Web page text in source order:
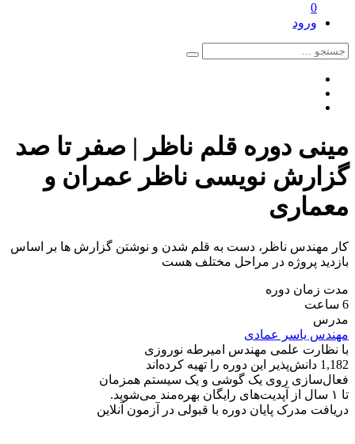
0
ورود
مینی دوره قلم ناظر | صفر تا صد
گزارش نویسی ناظر عمران و
معماری
کار مهندس ناظر، دست به قلم شدن و نوشتن گزارش ها بر اساس
بازدید پروژه در مراحل مختلف هست
مدت زمان دوره
6 ساعت
مدرس
مهندس یاسر عمادی
با نظارت علمی مهندس امیرطه نوروزی
1,182 دانش‌پذیر این دوره را تهیه کرده‌اند
فعال‌سازی روی یک گوشی و یک سیستم همزمان
تا ۱ سال از آپدیت‌های رایگان بهره‌مند می‌شوید.
دریافت مدرک پایان دوره با قبولی در آزمون آنلاین